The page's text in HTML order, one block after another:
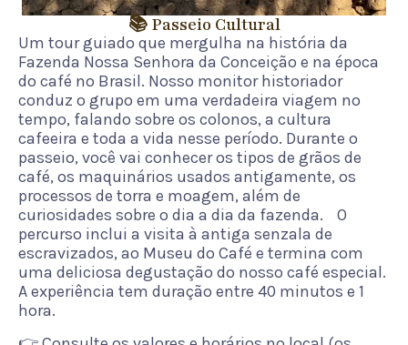
📚 Passeio Cultural
Um tour guiado que mergulha na história da
Fazenda Nossa Senhora da Conceição e na época
do café no Brasil. Nosso monitor historiador
conduz o grupo em uma verdadeira viagem no
tempo, falando sobre os colonos, a cultura
cafeeira e toda a vida nesse período. Durante o
passeio, você vai conhecer os tipos de grãos de
café, os maquinários usados antigamente, os
processos de torra e moagem, além de
curiosidades sobre o dia a dia da fazenda. O
percurso inclui a visita à antiga senzala de
escravizados, ao Museu do Café e termina com
uma deliciosa degustação do nosso café especial.
A experiência tem duração entre 40 minutos e 1
hora.